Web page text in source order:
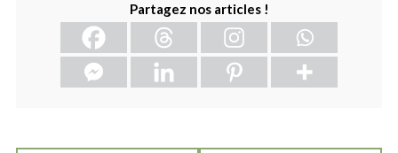
Partagez nos articles !